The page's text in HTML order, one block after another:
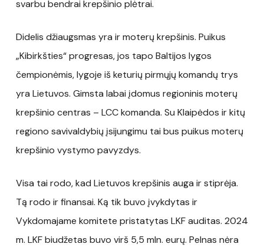
svarbu bendrai krepšinio plėtrai.
Didelis džiaugsmas yra ir moterų krepšinis. Puikus
„Kibirkšties“ progresas, jos tapo Baltijos lygos
čempionėmis, lygoje iš keturių pirmųjų komandų trys
yra Lietuvos. Gimsta labai įdomus regioninis moterų
krepšinio centras – LCC komanda. Su Klaipėdos ir kitų
regiono savivaldybių įsijungimu tai bus puikus moterų
krepšinio vystymo pavyzdys.
Visa tai rodo, kad Lietuvos krepšinis auga ir stiprėja.
Tą rodo ir finansai. Ką tik buvo įvykdytas ir
Vykdomajame komitete pristatytas LKF auditas. 2024
m. LKF biudžetas buvo virš 5,5 mln. eurų. Pelnas nėra